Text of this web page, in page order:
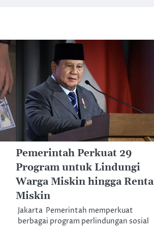
Pemerintah Perkuat 29
Program untuk Lindungi
Warga Miskin hingga
Miskin
Jakarta  Pemerintah memperkuat
berbagai program perlindungan sosial